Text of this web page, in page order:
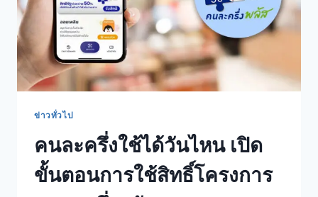
ข่าวทั่วไป
คนละครึ่งใช้ได้วันไหน เปิด
ขั้นตอนการใช้สิทธิ์โครงการ